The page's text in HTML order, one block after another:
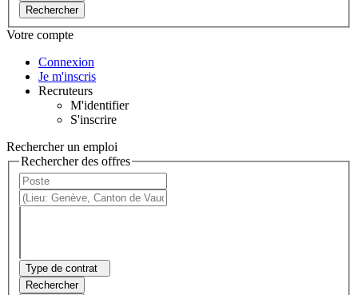
Rechercher
Votre compte
Connexion
Je m'inscris
Recruteurs
M'identifier
S'inscrire
Rechercher un emploi
Rechercher des offres
Type de contrat
Rechercher